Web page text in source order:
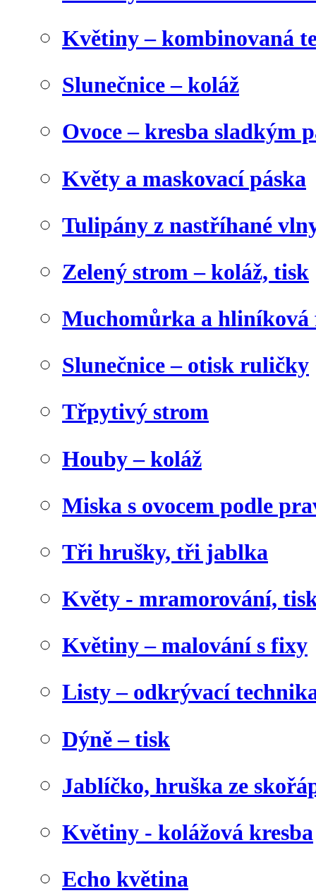
Květiny – kombinovaná
Slunečnice – koláž
Ovoce – kresba sladkým
Květy a maskovací páska
Tulipány z nastříhané
Zelený strom – koláž, tisk
Muchomůrka a hliníková
Slunečnice – otisk ruličky
Třpytivý strom
Houby – koláž
Miska s ovocem podle
Tři hrušky, tři jablka
Květy - mramorování,
Květiny – malování s fixy
Listy – odkrývací
Dýně – tisk
Jablíčko, hruška ze
Květiny - kolážová kresba
Echo květina